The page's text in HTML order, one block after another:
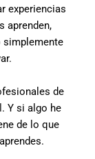
experiencias
aprenden,
simplemente
de
Y si algo he
de lo que